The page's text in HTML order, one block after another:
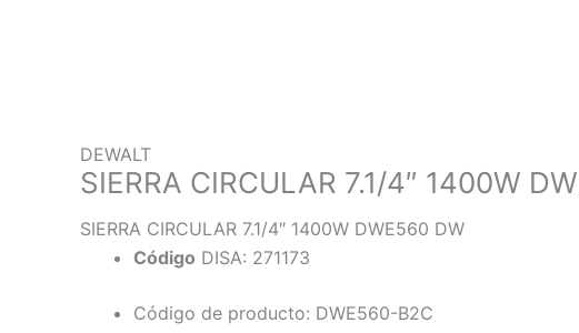
DEWALT
SIERRA CIRCULAR 7.1/4″ 1400W
SIERRA CIRCULAR 7.1/4″ 1400W DWE560 DW
Código DISA: 271173
Código de producto: DWE560-B2C